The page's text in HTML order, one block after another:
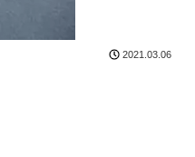
2021.03.06